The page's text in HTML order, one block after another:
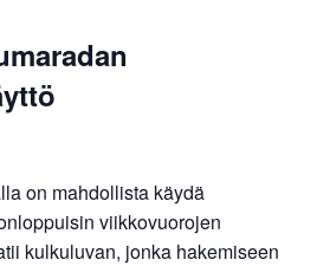
on mahdollista käydä
viikkovuorojen
kulkuluvan, jonka hakemiseen